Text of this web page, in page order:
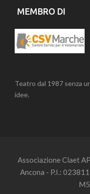
MEMBRO DI
Teatro dal 1987 senza
idee.
Associazione Claet
Ancona - P.I.: